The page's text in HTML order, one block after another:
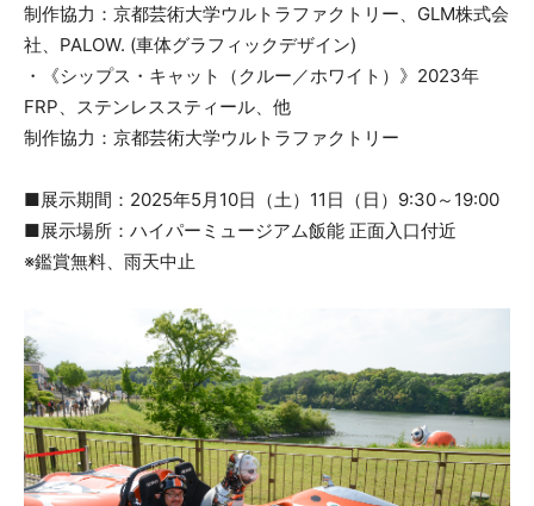
制作協力：京都芸術大学ウルトラファクトリー、GLM株式会
社、PALOW. (車体グラフィックデザイン)
・《シップス・キャット（クルー／ホワイト）》2023年
FRP、ステンレススティール、他
制作協力：京都芸術大学ウルトラファクトリー
■展示期間：2025年5月10日（土）11日（日）9:30～19:00
■展示場所：ハイパーミュージアム飯能 正面入口付近
※鑑賞無料、雨天中止